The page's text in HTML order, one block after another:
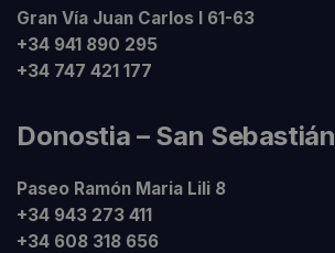
Gran Vía Juan Carlos I 61-63
+34 941 890 295
+34 747 421 177
Donostia – San Sebastián
Paseo Ramón Maria Lili 8
+34 943 273 411
+34 608 318 656